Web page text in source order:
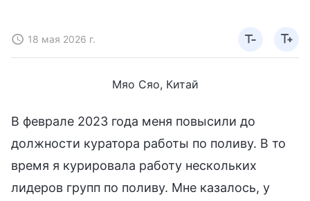
18 мая 2026 г.
Мяо Сяо, Китай
В феврале 2023 года меня повысили до
должности куратора работы по поливу. В то
время я курировала работу нескольких
лидеров групп по поливу. Мне казалось, у